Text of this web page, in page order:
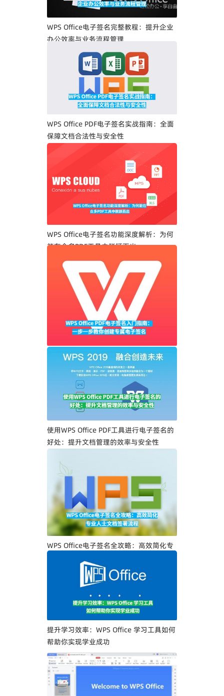
WPS Office电子签名完整教程：提升企业
办公效率与业务流程管理
WPS Office PDF电子签名实战指南：全面
保障文档合法性与安全性
WPS Office电子签名功能深度解析：为何
能在众多PDF工具中脱颖而出
WPS Office PDF电子签名入门指南：一步
一步教你创建专属电子签名
使用WPS Office PDF工具进行电子签名的
好处：提升文档管理的效率与安全性
WPS Office电子签名全攻略：高效简化专
提升学习效率：WPS Office 学习工具如何
帮助你实现学业成功